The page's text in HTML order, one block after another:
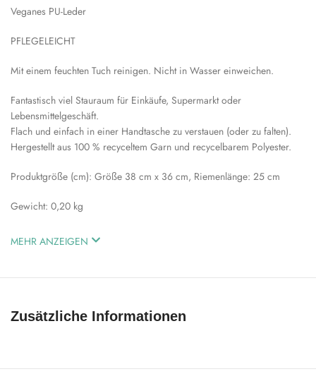
Veganes PU-Leder
PFLEGELEICHT
Mit einem feuchten Tuch reinigen. Nicht in Wasser einweichen.
Fantastisch viel Stauraum für Einkäufe, Supermarkt oder
Lebensmittelgeschäft.
Flach und einfach in einer Handtasche zu verstauen (oder zu falten).
Hergestellt aus 100 % recyceltem Garn und recycelbarem Polyester.
Produktgröße (cm): Größe 38 cm x 36 cm, Riemenlänge: 25 cm
Gewicht: 0,20 kg
Vegan PU leather
MEHR ANZEIGEN
Zusätzliche Informationen